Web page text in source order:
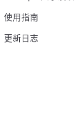
使用指南
更新日志